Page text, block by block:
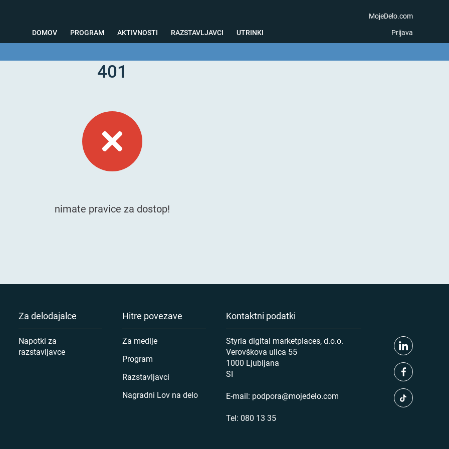
DOMOV PROGRAM AKTIVNOSTI
Testiranja
RAZSTAVLJAVCI UTRINKI
MojeDelo.com
Prijava
401
nimate pravice za dostop!
Za delodajalce
Napotki za
razstavljavce
Hitre povezave
Za medije
Program
Razstavljavci
Nagradni Lov na delo
Kontaktni podatki
Styria digital marketplaces, d.o.o.
Verovškova ulica 55
1000 Ljubljana
SI
E-mail: podpora@mojedelo.com
Tel: 080 13 35